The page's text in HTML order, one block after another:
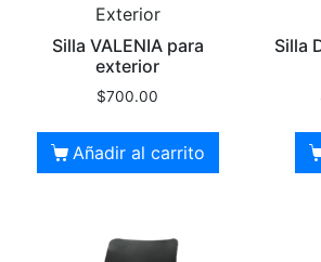
Exterior
Silla VALENIA para
exterior
$700.00
Añadir al carrito
Silla